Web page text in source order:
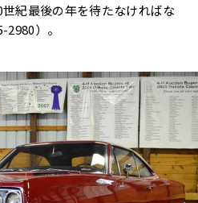
紀最後の年を待たなければな
）。